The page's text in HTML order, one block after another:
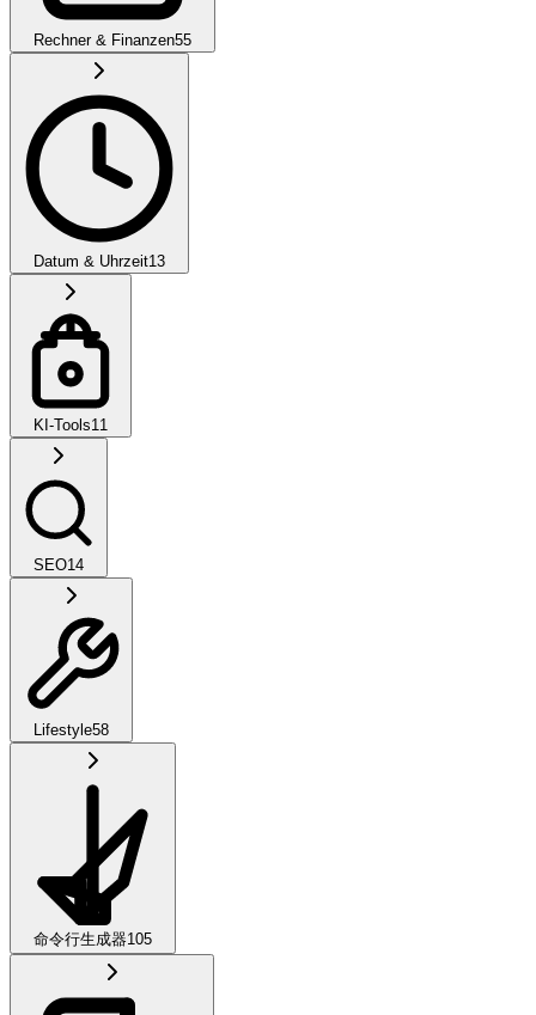
Rechner & Finanzen55
Datum & Uhrzeit13
KI-Tools11
SEO14
Lifestyle58
命令行生成器105